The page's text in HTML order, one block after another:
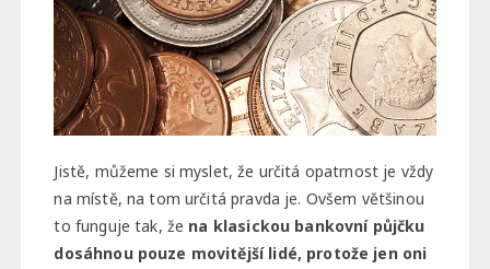
Jistě, můžeme si myslet, že určitá opatrnost je vždy
na místě, na tom určitá pravda je. Ovšem většinou
to funguje tak, že na klasickou bankovní půjčku
dosáhnou pouze movitější lidé, protože jen oni